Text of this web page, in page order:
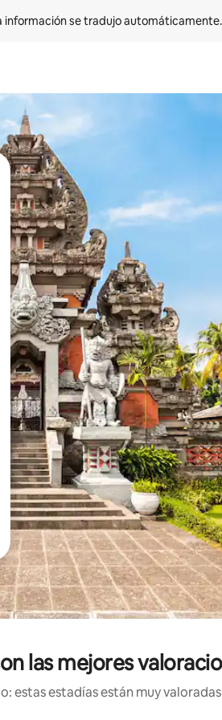
información se tradujo automáticamente.
de flecha hacia arriba y hacia
las mejores
estas estadías están muy